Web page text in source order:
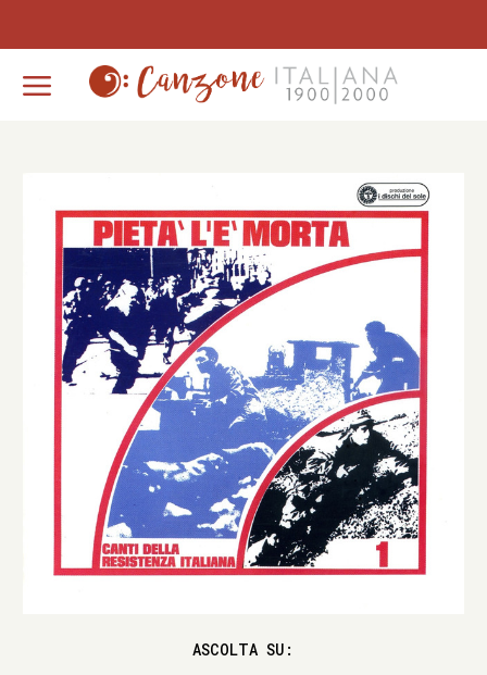
ASCOLTA SU: